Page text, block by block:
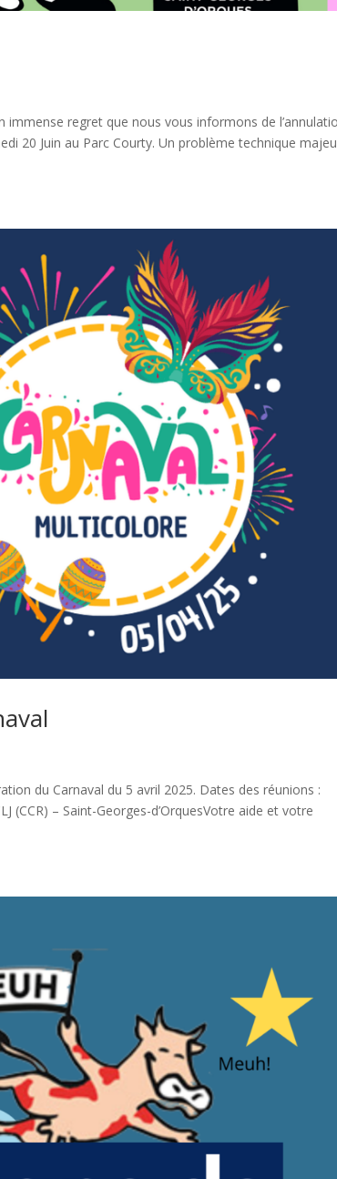
immense regret que nous vous informons de
20 Juin au Parc Courty. Un problème technique
du Carnaval du 5 avril 2025. Dates des réunions :
(CCR) – Saint-Georges-d’OrquesVotre aide et votre